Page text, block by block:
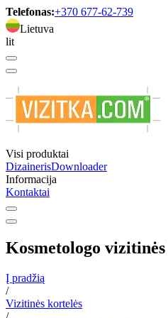
Telefonas:+370 677-62-739
Lietuva
lit
Visi produktai
DizainerisDownloader
Informacija
Kontaktai
Kosmetologo
Į pradžią
/
Vizitinės kortelės